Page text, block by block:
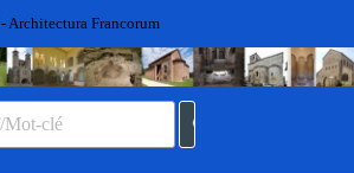
Architectura Francorum